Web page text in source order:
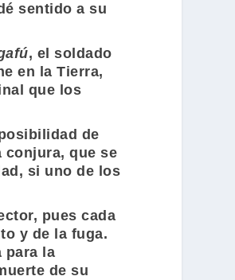
sentido a su
, el soldado
en la Tierra,
que los
de
conjura, que se
si uno de los
pues cada
y de la fuga.
para la
de su